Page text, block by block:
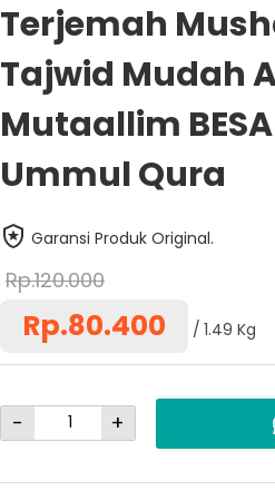
Terjemah
Tajwid Mudah
Mutaallim
Ummul Qura
Garansi Produk Original.
Rp.120.000
Rp.80.400 1.49 Kg
- +